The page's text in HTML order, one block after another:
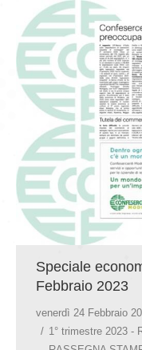
Speciale
Febbraio 2023
venerdì 24 Febbraio
1° trimestre 2023 -